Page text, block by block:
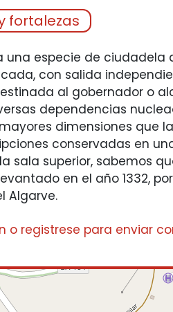
fortalezas
una especie de
con salida
al gobernador o
dependencias
dimensiones que
conservadas en
sala superior, sabemos
en el año 1332,
Algarve.
o registrese para enviar